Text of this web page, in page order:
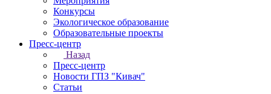
Конкурсы
Экологическое образование
Образовательные проекты
Пресс-центр
Назад
Пресс-центр
Новости ГПЗ "Кивач"
Статьи